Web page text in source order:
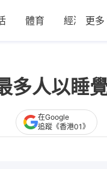
體育 經濟 更多
多人以睡
在Google
追蹤《香港01》